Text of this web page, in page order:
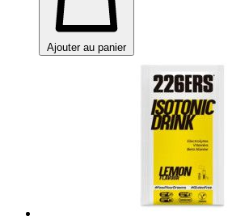
Ajouter au panier